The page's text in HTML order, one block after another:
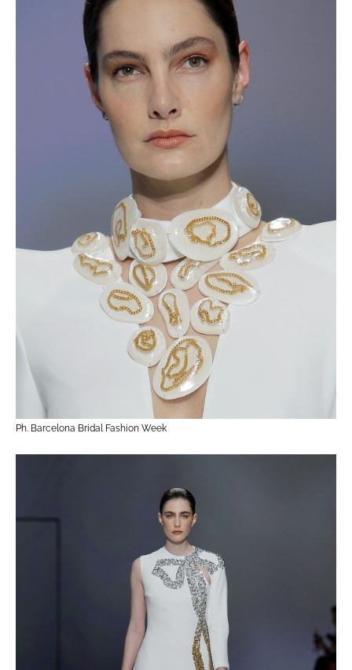
Ph. Barcelona Bridal Fashion Week